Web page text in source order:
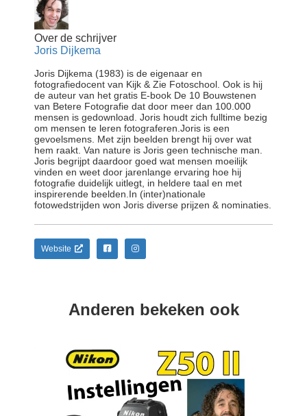
Over de schrijver
Joris Dijkema
Joris Dijkema (1983) is de eigenaar en
fotografiedocent van Kijk & Zie Fotoschool. Ook is hij
de auteur van het gratis E-book De 10 Bouwstenen
van Betere Fotografie dat door meer dan 100.000
mensen is gedownload. Joris houdt zich fulltime bezig
om mensen te leren fotograferen.Joris is een
gevoelsmens. Met zijn beelden brengt hij over wat
hem raakt. Van nature is Joris geen technische man.
Joris begrijpt daardoor goed wat mensen moeilijk
vinden en weet door jarenlange ervaring hoe hij
fotografie duidelijk uitlegt, in heldere taal en met
inspirerende beelden.In (inter)nationale
fotowedstrijden won Joris diverse prijzen & nominaties.
Website
Anderen bekeken ook